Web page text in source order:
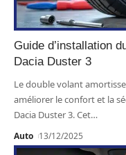
Guide d’installation
Dacia Duster 3
Le double volant
améliorer le confort et la
Dacia Duster 3. Cet…
Auto 13/12/2025